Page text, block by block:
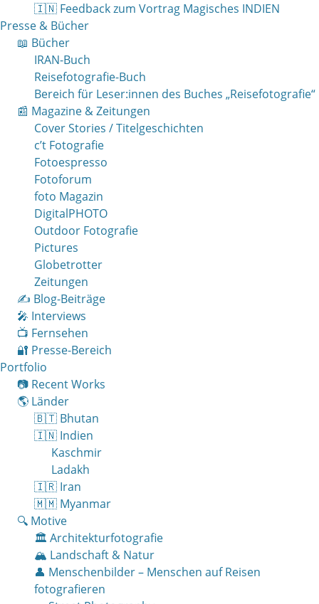
🇮🇳 Feedback zum Vortrag Magisches INDIEN
Presse & Bücher
📖 Bücher
IRAN-Buch
Reisefotografie-Buch
Bereich für Leser:innen des Buches „Reisefotografie“
📰 Magazine & Zeitungen
Cover Stories / Titelgeschichten
c’t Fotografie
Fotoespresso
Fotoforum
foto Magazin
DigitalPHOTO
Outdoor Fotografie
Pictures
Globetrotter
Zeitungen
✍️ Blog-Beiträge
🎤 Interviews
📺 Fernsehen
🔐 Presse-Bereich
Portfolio
📷 Recent Works
🌎 Länder
🇧🇹 Bhutan
🇮🇳 Indien
Kaschmir
Ladakh
🇮🇷 Iran
🇲🇲 Myanmar
🔍 Motive
🏛 Architekturfotografie
🏔 Landschaft & Natur
👤 Menschenbilder – Menschen auf Reisen
fotografieren